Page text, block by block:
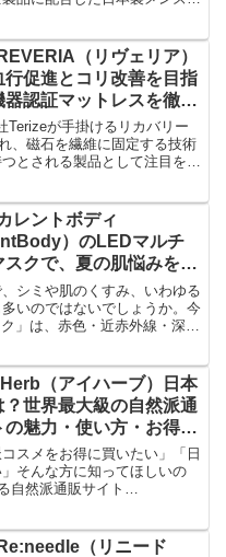
（リヴェリア）
行促進とコリ改善を目指
器認証マットレスを徹底
Terizeが手掛けるリカバリー
、磁石を繊維に固定する技術
とされる製品として注目を集
レントボディ
）のLEDマルチ
スクで、夏の肌悩みを集
シミや肌のくすみ、いわゆる
いのではないでしょうか。今
」は、赤色・近赤外線・深部
（アイハーブ）日本
？世界最大級の自然派通
の魅力・使い方・お得な
徹底解説！
スメをお得に買いたい」「日
そんな方に知ってほしいの
自然派通販サイト
（リニード